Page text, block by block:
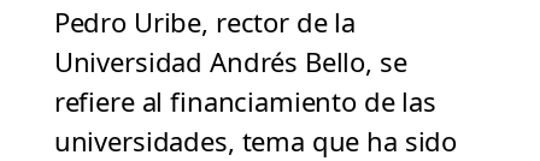
Pedro Uribe, rector de la
Universidad Andrés Bello, se
refiere al financiamiento de las
universidades, tema que ha sido